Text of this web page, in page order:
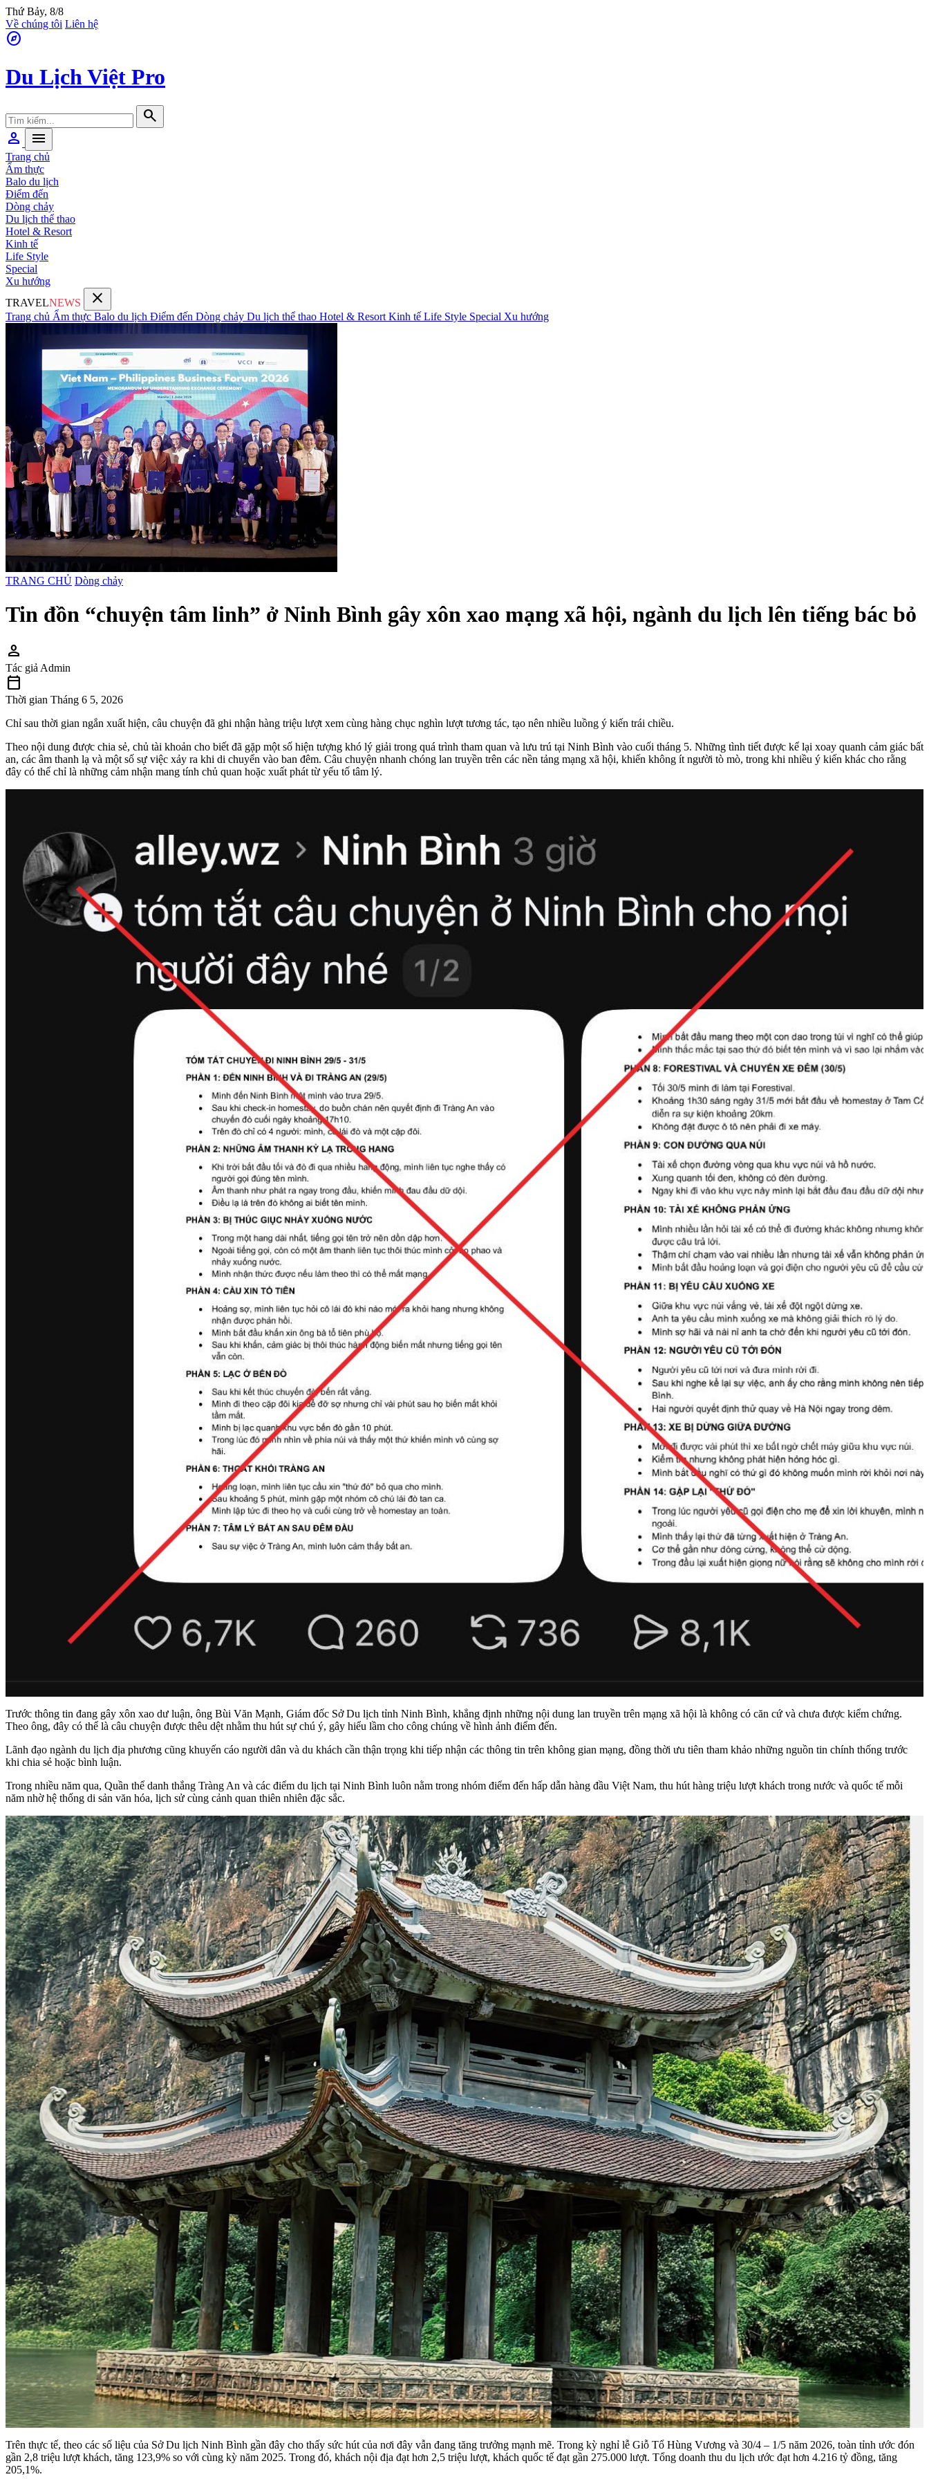
Thứ Bảy, 8/8
Về chúng tôi Liên hệ
explore
Du Lịch Việt Pro
search
person
menu
Trang chủ
Ẩm thực
Balo du lịch
Điểm đến
Dòng chảy
Du lịch thể thao
Hotel & Resort
Kinh tế
Life Style
Special
Xu hướng
TRAVELNEWS close
Trang chủ Ẩm thực Balo du lịch Điểm đến Dòng chảy Du lịch thể thao Hotel & Resort Kinh tế Life Style Special Xu hướng
TRANG CHỦ Dòng chảy
Tin đồn “chuyện tâm linh” ở Ninh Bình gây xôn xao mạng xã hội, ngành du lịch lên tiếng bác bỏ
person
Tác giả Admin
calendar_today
Thời gian Tháng 6 5, 2026
Chỉ sau thời gian ngắn xuất hiện, câu chuyện đã ghi nhận hàng triệu lượt xem cùng hàng chục nghìn lượt tương tác, tạo nên nhiều luồng ý kiến trái chiều.
Theo nội dung được chia sẻ, chủ tài khoản cho biết đã gặp một số hiện tượng khó lý giải trong quá trình tham quan và lưu trú tại Ninh Bình vào cuối tháng 5. Những tình tiết được kể lại xoay quanh cảm giác bất
an, các âm thanh lạ và một số sự việc xảy ra khi di chuyển vào ban đêm. Câu chuyện nhanh chóng lan truyền trên các nền tảng mạng xã hội, khiến không ít người tò mò, trong khi nhiều ý kiến khác cho rằng
đây có thể chỉ là những cảm nhận mang tính chủ quan hoặc xuất phát từ yếu tố tâm lý.
Trước thông tin đang gây xôn xao dư luận, ông Bùi Văn Mạnh, Giám đốc Sở Du lịch tỉnh Ninh Bình, khẳng định những nội dung lan truyền trên mạng xã hội là không có căn cứ và chưa được kiểm chứng.
Theo ông, đây có thể là câu chuyện được thêu dệt nhằm thu hút sự chú ý, gây hiểu lầm cho công chúng về hình ảnh điểm đến.
Lãnh đạo ngành du lịch địa phương cũng khuyến cáo người dân và du khách cần thận trọng khi tiếp nhận các thông tin trên không gian mạng, đồng thời ưu tiên tham khảo những nguồn tin chính thống trước
khi chia sẻ hoặc bình luận.
Trong nhiều năm qua, Quần thể danh thắng Tràng An và các điểm du lịch tại Ninh Bình luôn nằm trong nhóm điểm đến hấp dẫn hàng đầu Việt Nam, thu hút hàng triệu lượt khách trong nước và quốc tế mỗi
năm nhờ hệ thống di sản văn hóa, lịch sử cùng cảnh quan thiên nhiên đặc sắc.
Trên thực tế, theo các số liệu của Sở Du lịch Ninh Bình gần đây cho thấy sức hút của nơi đây vẫn đang tăng trưởng mạnh mẽ. Trong kỳ nghỉ lễ Giỗ Tổ Hùng Vương và 30/4 – 1/5 năm 2026, toàn tỉnh ước đón
gần 2,8 triệu lượt khách, tăng 123,9% so với cùng kỳ năm 2025. Trong đó, khách nội địa đạt hơn 2,5 triệu lượt, khách quốc tế đạt gần 275.000 lượt. Tổng doanh thu du lịch ước đạt hơn 4.216 tỷ đồng, tăng
205,1%.